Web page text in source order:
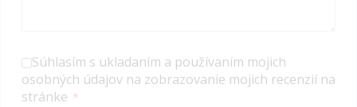
Súhlasím s ukladaním a používaním mojich
osobných údajov na zobrazovanie mojich recenzií na
stránke